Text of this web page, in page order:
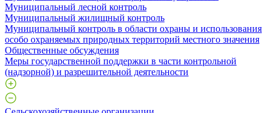
Муниципальный лесной контроль
Муниципальный жилищный контроль
Муниципальный контроль в области охраны и использования
особо охраняемых природных территорий местного значения
Общественные обсуждения
Меры государственной поддержки в части контрольной
(надзорной) и разрешительной деятельности